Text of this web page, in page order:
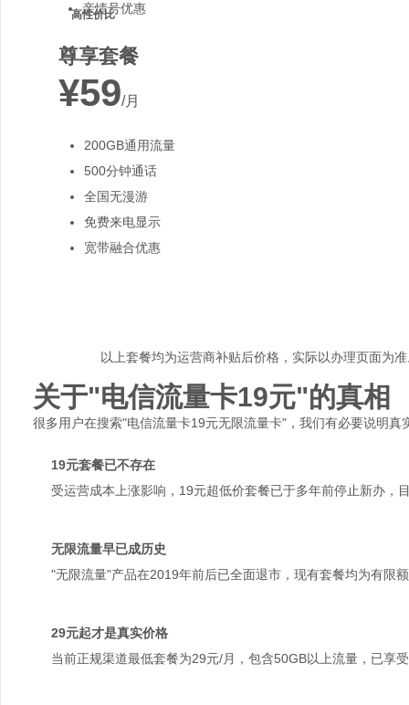
亲情号优惠
高性价比
尊享套餐
¥59/月
200GB通用流量
500分钟通话
全国无漫游
免费来电显示
宽带融合优惠
以上套餐均为运营商补贴后价格，实际以办理页面为
关于"电信流量卡19元"的真相
很多用户在搜索"电信流量卡19元无限流量卡"，我们有必要说明真
19元套餐已不存在
受运营成本上涨影响，19元超低价套餐已于多年前停止新办，
无限流量早已成历史
"无限流量"产品在2019年前后已全面退市，现有套餐均为有限
29元起才是真实价格
当前正规渠道最低套餐为29元/月，包含50GB以上流量，已享